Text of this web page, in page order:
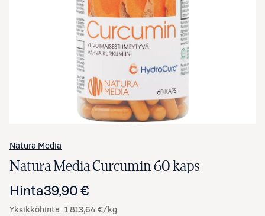
Avaa tuotekuva suurennettuna
Natura Media
Natura Media Curcumin 60 kaps
Hinta39,90 €
Yksikköhinta 1 813,64 €/kg